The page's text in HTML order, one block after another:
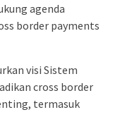
agenda
border payments
visi Sistem
cross border
termasuk